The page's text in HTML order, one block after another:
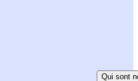
Qui sont